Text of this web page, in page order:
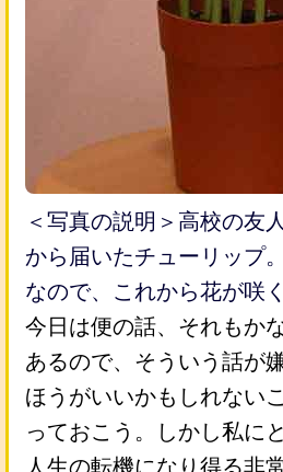
＜写真の説明＞高校の友
から届いたチューリップ
なので、これから花が咲
今日は便の話、それもか
あるので、そういう話が
ほうがいいかもしれない
っておこう。しかし私に
人生の転機になり得る非